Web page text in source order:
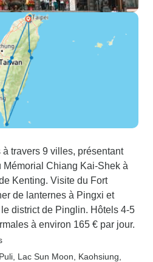
travers 9 villes, présentant
Mémorial Chiang Kai-Shek à
Kenting. Visite du Fort
de lanternes à Pingxi et
district de Pinglin. Hôtels 4-5
à environ 165 € par jour.
Puli , Lac Sun Moon , Kaohsiung